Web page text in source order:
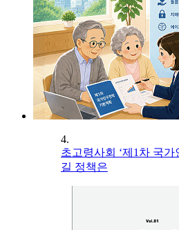
4.
초고령사회 ‘제1차 국
길 정책은